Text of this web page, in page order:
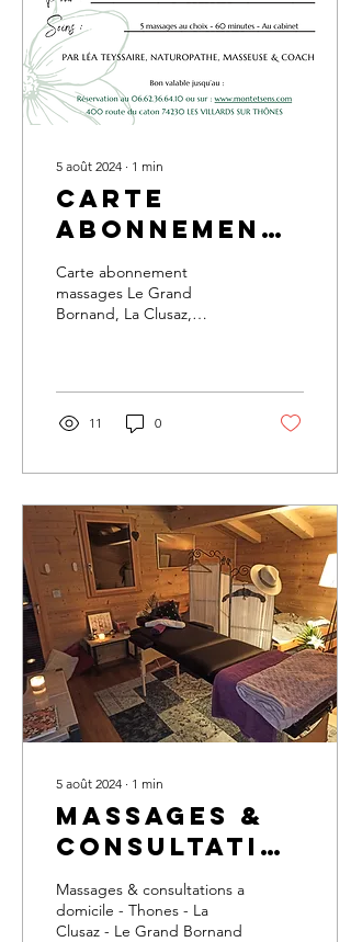
5 août 2024 ∙ 1 min
Carte
abonnement
massages
Carte abonnement
massages Le Grand
Bornand, La Clusaz,
11 0
5 août 2024 ∙ 1 min
Massages &
consultations
a domicile
Massages & consultations a
domicile - Thones - La
Clusaz - Le Grand Bornand